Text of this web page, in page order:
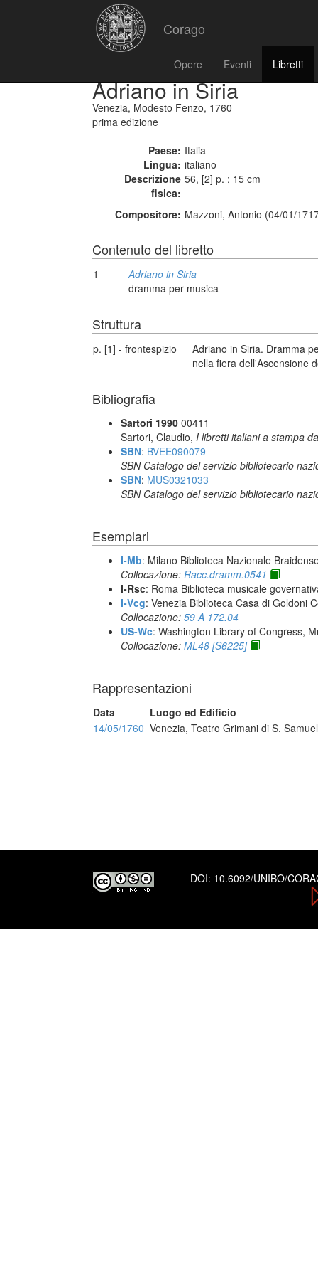
Corago
Opere Eventi Libretti
Adriano in Siria
Venezia, Modesto Fenzo, 1760
prima edizione
Paese: Italia
Lingua: italiano
Descrizione
fisica:
56, [2] p. ; 15 cm
Compositore: Mazzoni, Antonio (04/01/
Contenuto del libretto
1
Adriano in Siria
dramma per musica
Struttura
p. [1] - frontespizio
Adriano in Siria. Dramma
nella fiera dell'Ascensione
Bibliografia
Sartori 1990 00411
Sartori, Claudio, I libretti italiani a stampa
SBN: BVEE090079
SBN Catalogo del servizio bibliotecario
SBN: MUS0321033
SBN Catalogo del servizio bibliotecario
Esemplari
I-Mb: Milano Biblioteca Nazionale
Collocazione: Racc.dramm.0541
I-Rsc: Roma Biblioteca musicale
I-Vcg: Venezia Biblioteca Casa di Goldoni
Collocazione: 59 A 172.04
US-Wc: Washington Library of Congress,
Collocazione: ML48 [S6225]
Rappresentazioni
Data
Luogo ed Edificio
14/05/1760 Venezia, Teatro Grimani di S. Samuel
DOI: 10.6092/UNIBO/